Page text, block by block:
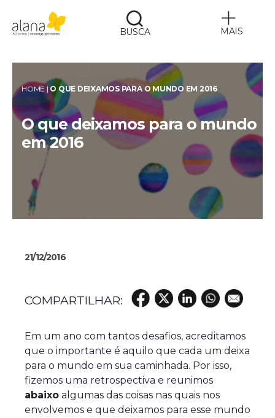
BUSCA MAIS
HOME |O QUE DEIXAMOS PARA O MUNDO EM 2016
O que deixamos para o mundo
em 2016
21/12/2016
Em um ano com tantos desafios, acreditamos
que o importante é aquilo que cada um deixa
para o mundo em sua caminhada. Por isso,
fizemos uma retrospectiva e reunimos
abaixo algumas das coisas nas quais nos
envolvemos e que deixamos para esse mundo